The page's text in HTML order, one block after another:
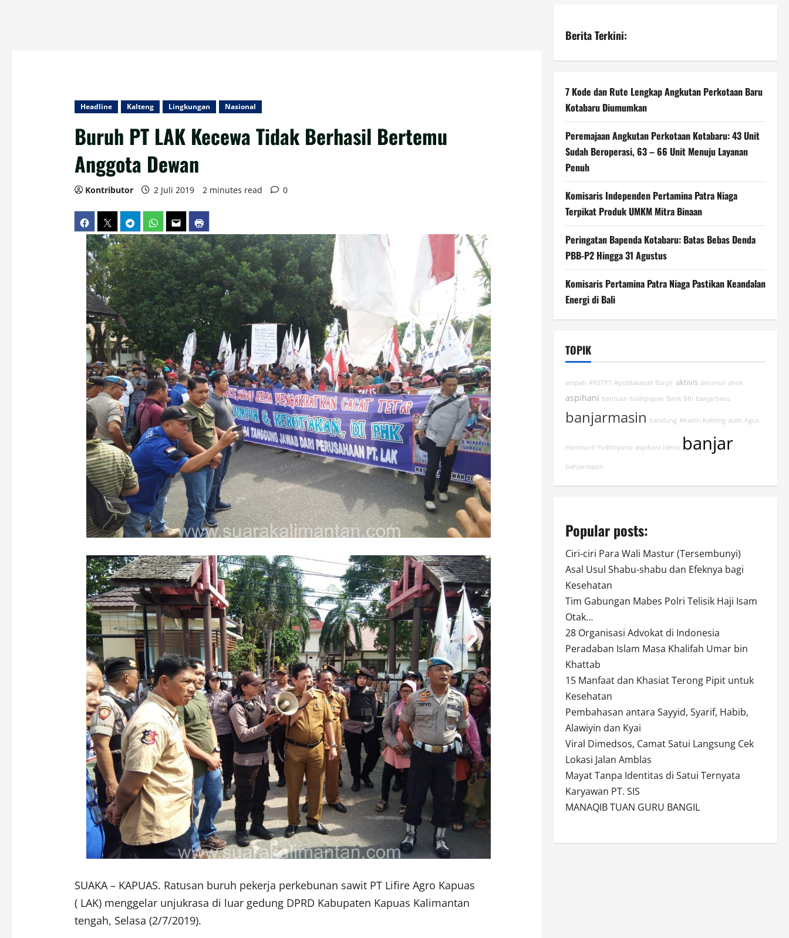
Headline Kalteng Lingkungan Nasional
Buruh PT LAK Kecewa Tidak Berhasil Bertemu
Anggota Dewan
Kontributor 2 Juli 2019 2 minutes read 0
SUAKA – KAPUAS. Ratusan buruh pekerja perkebunan sawit PT Lifire Agro Kapuas
( LAK) menggelar unjukrasa di luar gedung DPRD Kabupaten Kapuas Kalimantan
tengah, Selasa (2/7/2019).
Berita Terkini:
7 Kode dan Rute Lengkap Angkutan Perkotaan Baru
Kotabaru Diumumkan
Peremajaan Angkutan Perkotaan Kotabaru: 43 Unit
Sudah Beroperasi, 63 – 66 Unit Menuju Layanan
Penuh
Komisaris Independen Pertamina Patra Niaga
Terpikat Produk UMKM Mitra Binaan
Peringatan Bapenda Kotabaru: Batas Bebas Denda
PBB-P2 Hingga 31 Agustus
Komisaris Pertamina Patra Niaga Pastikan Keandalan
Energi di Bali
TOPIK
ampah #RSTPT #poldakalsel Banjir aktivis amuntai ahok
aspihani bantuan balikpapan Bank BRI banjarbaru
banjarmasin bandung #Kadin Kalteng aceh Agus
Harimurti Yudhoyono aspihani ideris banjar
bahjarmasin
Popular posts:
Ciri-ciri Para Wali Mastur (Tersembunyi)
Asal Usul Shabu-shabu dan Efeknya bagi
Kesehatan
Tim Gabungan Mabes Polri Telisik Haji Isam
Otak…
28 Organisasi Advokat di Indonesia
Peradaban Islam Masa Khalifah Umar bin
Khattab
15 Manfaat dan Khasiat Terong Pipit untuk
Kesehatan
Pembahasan antara Sayyid, Syarif, Habib,
Alawiyin dan Kyai
Viral Dimedsos, Camat Satui Langsung Cek
Lokasi Jalan Amblas
Mayat Tanpa Identitas di Satui Ternyata
Karyawan PT. SIS
MANAQIB TUAN GURU BANGIL